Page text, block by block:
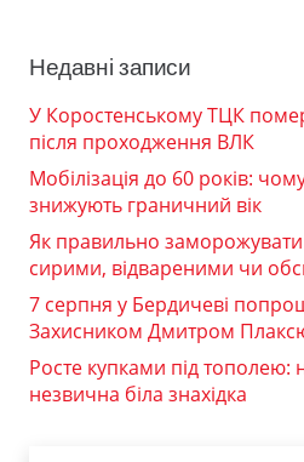
Недавні записи
У Коростенському ТЦК
після проходження ВЛК
Мобілізація до 60 років:
знижують граничний вік
Як правильно
сирими, відвареними чи
7 серпня у Бердичеві
Захисником Дмитром
Росте купками під тополею:
незвична біла знахідка